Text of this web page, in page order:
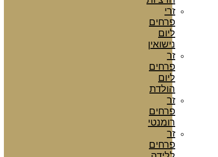
זרי
פרחים
ליום
נישואין
זר
פרחים
ליום
הולדת
זר
פרחים
רומנטי
זר
פרחים